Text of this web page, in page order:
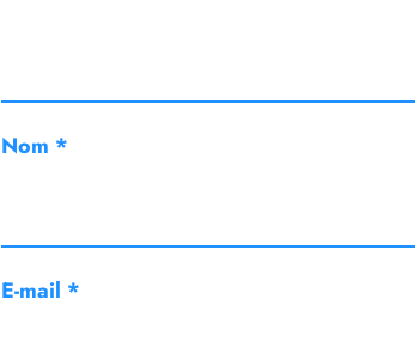
Nom *
E-mail *